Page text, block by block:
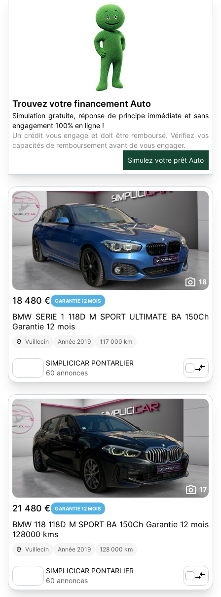
Trouvez votre financement Auto
Simulation gratuite, réponse de principe immédiate et sans
engagement 100% en ligne !
Un crédit vous engage et doit être remboursé. Vérifiez vos
capacités de remboursement avant de vous engager.
Simulez votre prêt Auto
18
18 480 € GARANTIE 12 MOIS
BMW SERIE 1 118D M SPORT ULTIMATE BA 150Ch
Garantie 12 mois
Vuillecin Année 2019 117 000 km
SIMPLICICAR PONTARLIER
60 annonces
17
21 480 € GARANTIE 12 MOIS
BMW 118 118D M SPORT BA 150Ch Garantie 12 mois
128000 kms
Vuillecin Année 2019 128 000 km
SIMPLICICAR PONTARLIER
60 annonces